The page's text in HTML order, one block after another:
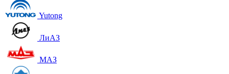
Yutong
ЛиАЗ
МАЗ